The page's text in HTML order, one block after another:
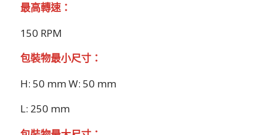
最高轉速：
150 RPM
包裝物最小尺寸：
H: 50 mm W: 50 mm
L: 250 mm